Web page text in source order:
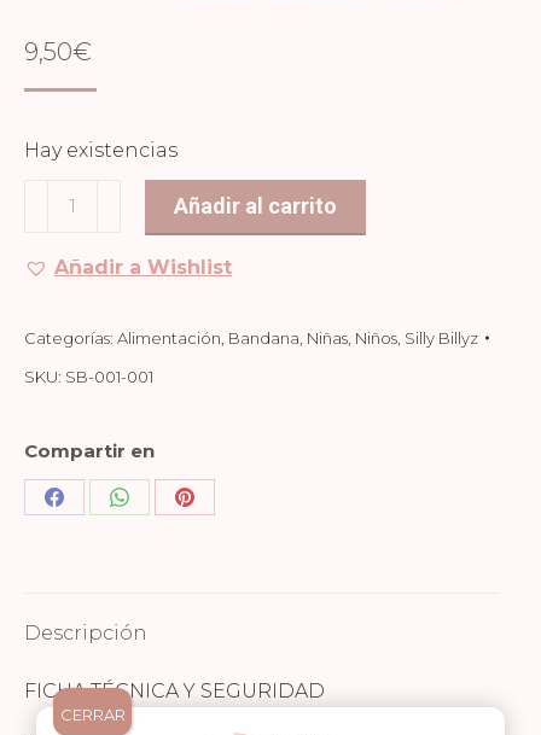
9,50€
Hay existencias
Bandana
cantidad
Añadir al carrito
Añadir a Wishlist
Categorías: Alimentación Bandana Niñas Niños Silly Billyz
SKU: SB-001-001
Compartir en
Share Share Share
Descripción
FICHA TÉCNICA Y SEGURIDAD
CERRAR